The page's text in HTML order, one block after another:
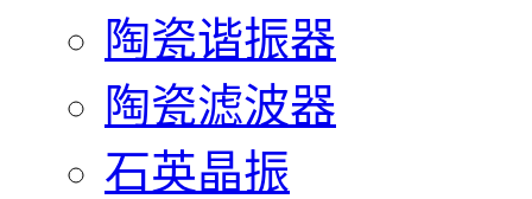
陶瓷谐振器
陶瓷滤波器
石英晶振